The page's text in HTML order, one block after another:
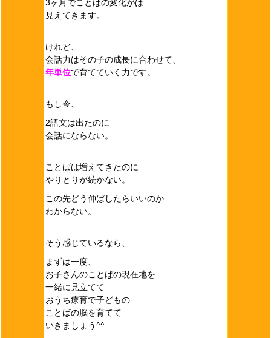
3ヶ月でことばの変化がは
見えてきます。
けれど、
会話力はその子の成長に合わせて、
年単位で育てていく力です。
もし今、
2語文は出たのに
会話にならない。
ことばは増えてきたのに
やりとりが続かない。
この先どう伸ばしたらいいのか
わからない。
そう感じているなら、
まずは一度、
お子さんのことばの現在地を
一緒に見立てて
おうち療育で子どもの
ことばの脳を育てて
いきましょう^^